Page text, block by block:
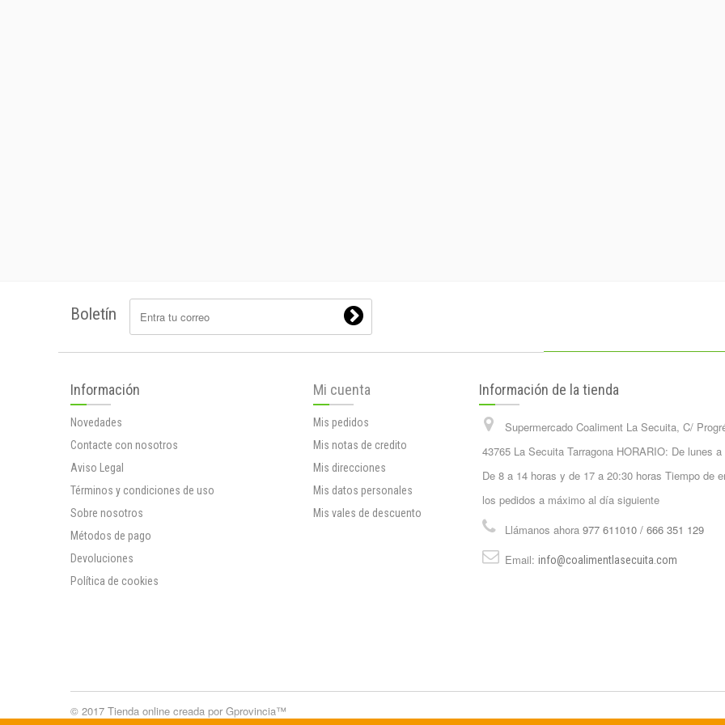
Boletín
Información
Novedades
Contacte con nosotros
Aviso Legal
Términos y condiciones de uso
Sobre nosotros
Métodos de pago
Devoluciones
Política de cookies
© 2017 Tienda online creada por Gprovincia™
Mi cuenta
Mis pedidos
Mis notas de credito
Mis direcciones
Mis datos personales
Mis vales de descuento
Información de la tienda
Supermercado Coaliment La Secuita, C/
43765 La Secuita Tarragona HORARIO: De lunes
De 8 a 14 horas y de 17 a 20:30 horas Tiempo de
los pedidos a máximo al día siguiente
Llámanos ahora 977 611010 / 666 351 129
Email: info@coalimentlasecuita.com